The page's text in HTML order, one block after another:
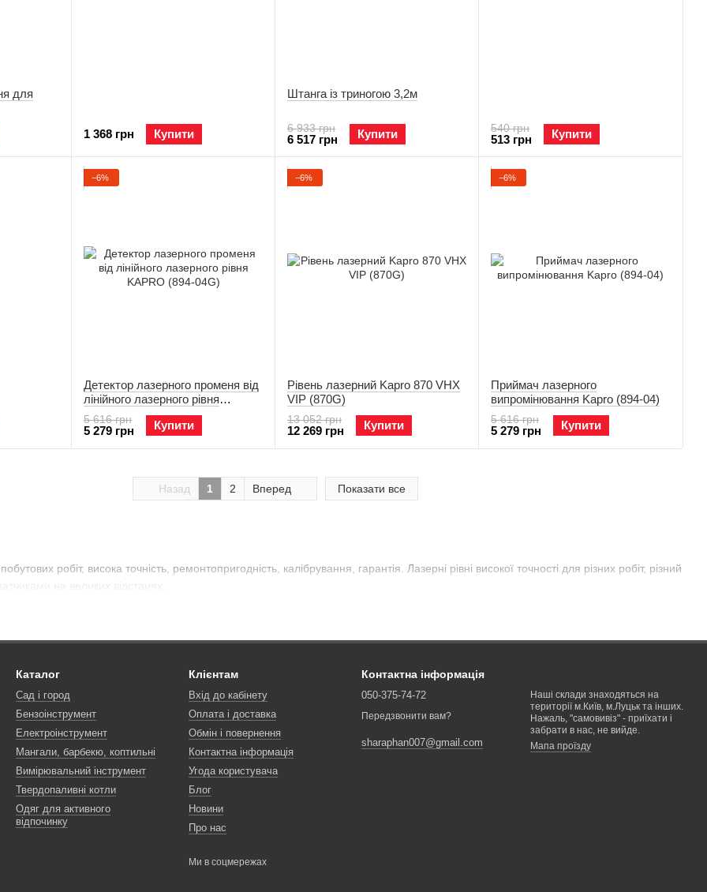
робіт, висока точність, ремонтопригодність, калібрування, гарантія. Лазерні рівні високої точності для різних робіт, різний
на великих відстанях.
для
1 368 грн Купити
Штанга із триногою 3,2м
6 933 грн
6 517 грн Купити 540 грн
513 грн Купити
−6%
Детектор лазерного променя від
лінійного лазерного рівня
KAPRO (894-04G)
5 616 грн
5 279 грн Купити
−6%
Рівень лазерний Kapro 870 VHX
VIP (870G)
13 052 грн
12 269 грн Купити
−6%
Приймач лазерного
випромінювання Kapro (894-04)
5 616 грн
5 279 грн Купити
Назад 1 2 Вперед Показати все
Каталог
Сад і город
Бензоінструмент
Електроінструмент
Мангали, барбекю, коптильні
Вимірювальний інструмент
Твердопаливні котли
Одяг для активного
відпочинку
Клієнтам
Вхід до кабінету
Оплата і доставка
Обмін і повернення
Контактна інформація
Угода користувача
Блог
Новини
Про нас
Ми в соцмережах
Контактна інформація
050-375-74-72
Передзвонити вам?
sharaphan007@gmail.com
Наші склади знаходяться на
території м.Київ, м.Луцьк та інших.
Нажаль, "самовивіз" - приїхати і
забрати в нас, не вийде.
Мапа проїзду